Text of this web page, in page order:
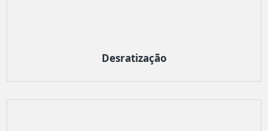
Desratização